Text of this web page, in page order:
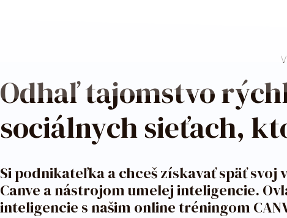
Odhaľ tajomstvo
sociálnych sieťach,
Si podnikateľka a chceš získavať späť
Canve a nástrojom umelej inteligencie.
inteligencie s našim online tréningom